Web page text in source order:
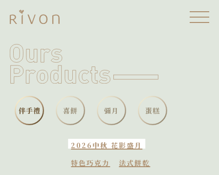
伴手禮
2026中秋 花影盛月
特色巧克力
法式餅乾
喜餅 彌月 蛋糕